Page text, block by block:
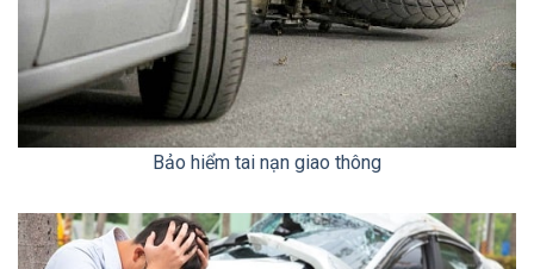
Bảo hiểm tai nạn giao thông